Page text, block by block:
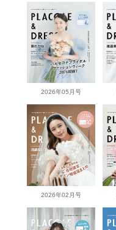
2026年05月号
2026年02月号